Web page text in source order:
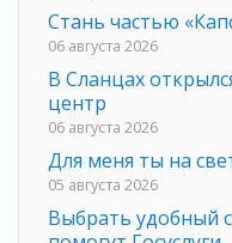
Стань частью
06 августа 2026
В Сланцах
центр
06 августа 2026
Для меня ты на
05 августа 2026
Выбрать удобный